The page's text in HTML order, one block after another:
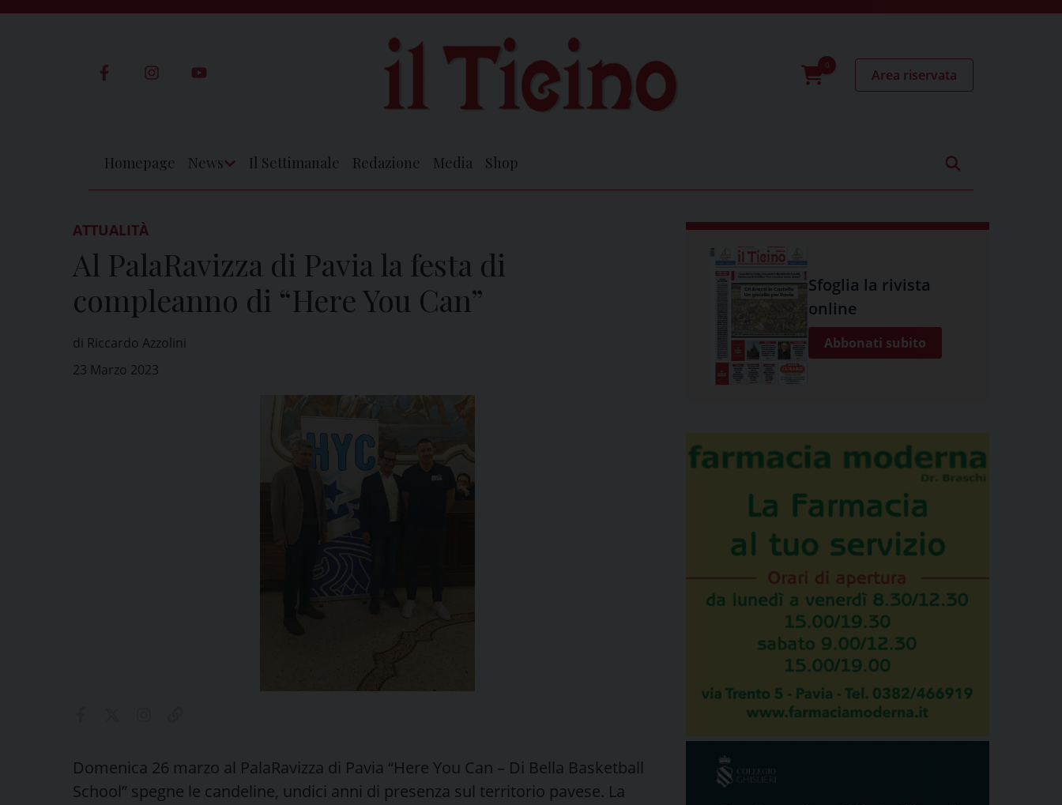
0
Area riservata
Homepage News Il Settimanale Redazione Media Shop
ATTUALITÀ
Al PalaRavizza di Pavia la festa di
compleanno di “Here You Can”
di Riccardo Azzolini
23 Marzo 2023
Domenica 26 marzo al PalaRavizza di Pavia “Here You Can – Di Bella Basketball
School” spegne le candeline, undici anni di presenza sul territorio pavese. La
Sfoglia la rivista
online
Abbonati subito